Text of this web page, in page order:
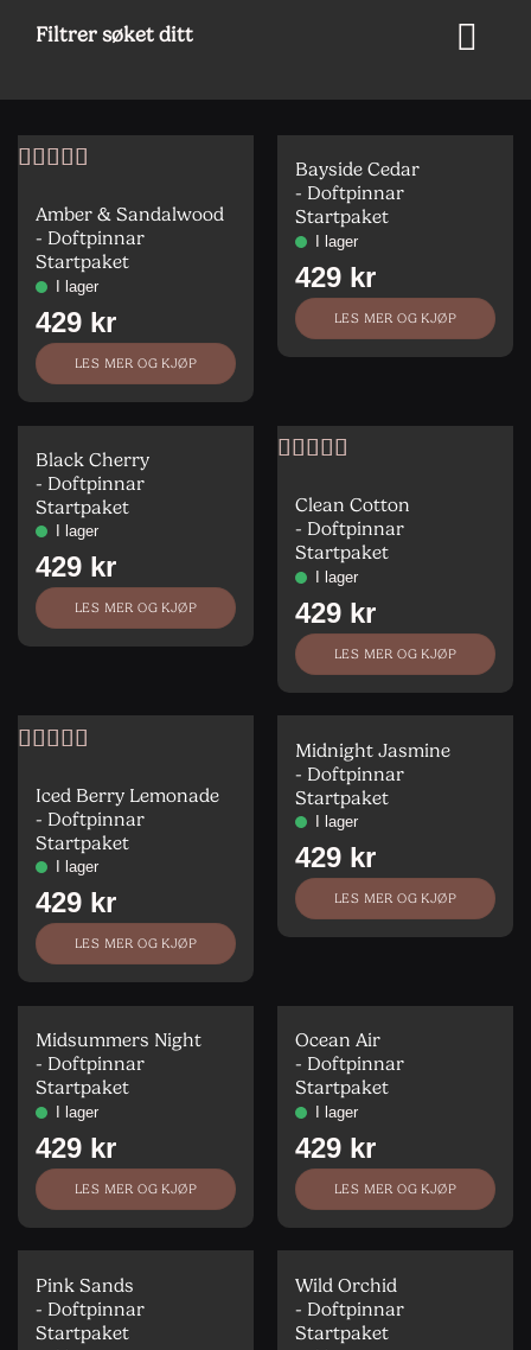
Filtrer søket ditt
Amber & Sandalwood
- Doftpinnar
Startpaket
LES MER OG KJØP
Bayside Cedar
- Doftpinnar
Startpaket
LES MER OG KJØP
Black Cherry
- Doftpinnar
Startpaket
LES MER OG KJØP
Clean Cotton
- Doftpinnar
Startpaket
LES MER OG KJØP
Iced Berry Lemonade
- Doftpinnar
Startpaket
LES MER OG KJØP
Midnight Jasmine
- Doftpinnar
Startpaket
LES MER OG KJØP
Midsummers Night
- Doftpinnar
Startpaket
LES MER OG KJØP
Ocean Air
- Doftpinnar
Startpaket
LES MER OG KJØP
Pink Sands
- Doftpinnar
Startpaket
Wild Orchid
- Doftpinnar
Startpaket